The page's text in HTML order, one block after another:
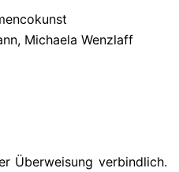
Michaela Wenzlaff
Überweisung verbindlich.